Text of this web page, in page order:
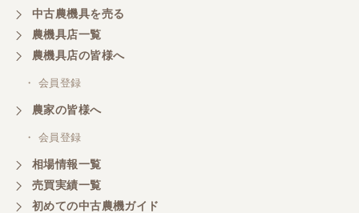
中古農機具を売る
農機具店一覧
農機具店の皆様へ
・ 会員登録
農家の皆様へ
・ 会員登録
相場情報一覧
売買実績一覧
初めての中古農機ガイド